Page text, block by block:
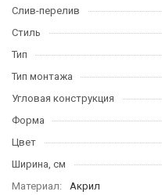
Слив-перелив
Стиль
Тип
Тип монтажа
Угловая конструкция
Форма
Цвет
Ширина, см
Материал
Акрил